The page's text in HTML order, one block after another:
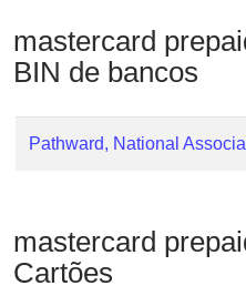
IP
Address
IP
Checker
/
mastercard
BIN de bancos
Pathward, National
mastercard
Cartões